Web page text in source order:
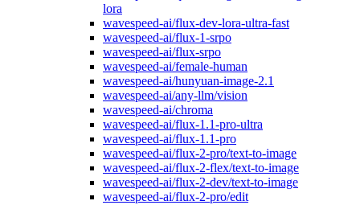
lora
wavespeed-ai/flux-dev-lora-ultra-fast
wavespeed-ai/flux-1-srpo
wavespeed-ai/flux-srpo
wavespeed-ai/female-human
wavespeed-ai/hunyuan-image-2.1
wavespeed-ai/any-llm/vision
wavespeed-ai/chroma
wavespeed-ai/flux-1.1-pro-ultra
wavespeed-ai/flux-1.1-pro
wavespeed-ai/flux-2-pro/text-to-image
wavespeed-ai/flux-2-flex/text-to-image
wavespeed-ai/flux-2-dev/text-to-image
wavespeed-ai/flux-2-pro/edit